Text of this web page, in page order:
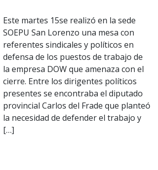
Este martes 15se realizó en la sede
SOEPU San Lorenzo una mesa con
referentes sindicales y políticos en
defensa de los puestos de trabajo de
la empresa DOW que amenaza con el
cierre. Entre los dirigentes políticos
presentes se encontraba el diputado
provincial Carlos del Frade que planteó
la necesidad de defender el trabajo y
[…]